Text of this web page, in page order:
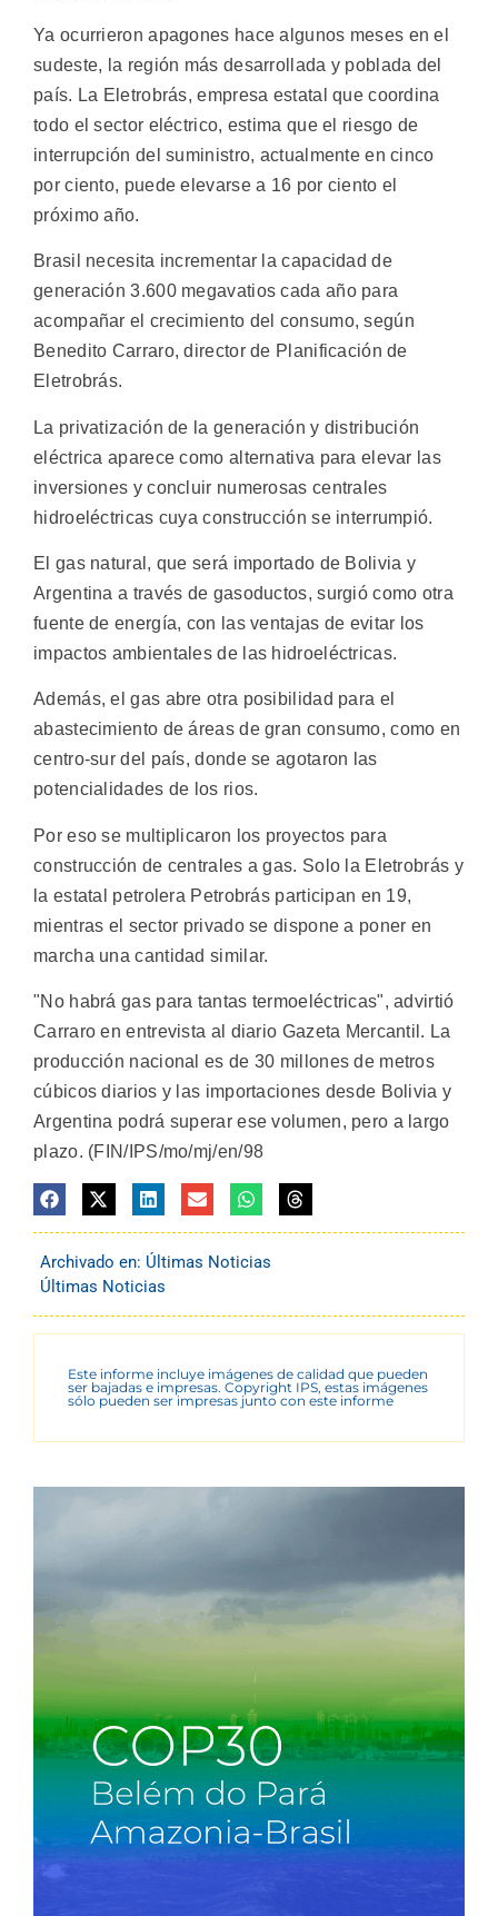
Ya ocurrieron apagones hace algunos meses en el
sudeste, la región más desarrollada y poblada del
país. La Eletrobrás, empresa estatal que coordina
todo el sector eléctrico, estima que el riesgo de
interrupción del suministro, actualmente en cinco
por ciento, puede elevarse a 16 por ciento el
próximo año.
Brasil necesita incrementar la capacidad de
generación 3.600 megavatios cada año para
acompañar el crecimiento del consumo, según
Benedito Carraro, director de Planificación de
Eletrobrás.
La privatización de la generación y distribución
eléctrica aparece como alternativa para elevar las
inversiones y concluir numerosas centrales
hidroeléctricas cuya construcción se interrumpió.
El gas natural, que será importado de Bolivia y
Argentina a través de gasoductos, surgió como otra
fuente de energía, con las ventajas de evitar los
impactos ambientales de las hidroeléctricas.
Además, el gas abre otra posibilidad para el
abastecimiento de áreas de gran consumo, como en
centro-sur del país, donde se agotaron las
potencialidades de los rios.
Por eso se multiplicaron los proyectos para
construcción de centrales a gas. Solo la Eletrobrás y
la estatal petrolera Petrobrás participan en 19,
mientras el sector privado se dispone a poner en
marcha una cantidad similar.
"No habrá gas para tantas termoeléctricas", advirtió
Carraro en entrevista al diario Gazeta Mercantil. La
producción nacional es de 30 millones de metros
cúbicos diarios y las importaciones desde Bolivia y
Argentina podrá superar ese volumen, pero a largo
plazo. (FIN/IPS/mo/mj/en/98
Archivado en: Últimas Noticias
Últimas Noticias
Este informe incluye imágenes de calidad que pueden
ser bajadas e impresas. Copyright IPS, estas imágenes
sólo pueden ser impresas junto con este informe